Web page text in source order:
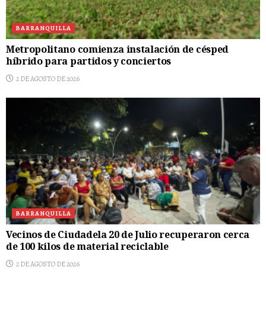
BARRANQUILLA
Metropolitano comienza instalación de césped
híbrido para partidos y conciertos
2 DE AGOSTO DE 2026
BARRANQUILLA
Vecinos de Ciudadela 20 de Julio recuperaron cerca
de 100 kilos de material reciclable
2 DE AGOSTO DE 2026